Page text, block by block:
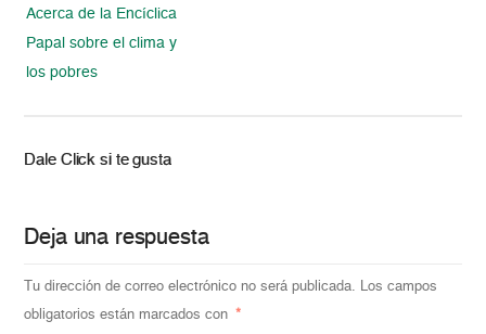
Acerca de la Encíclica
Papal sobre el clima y
los pobres
Dale Click si te gusta
Deja una respuesta
Tu dirección de correo electrónico no será publicada. Los campos
obligatorios están marcados con *